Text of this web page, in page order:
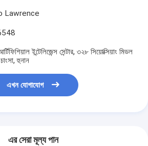
Lawrence
ইন্টেলিজেন্স সেন্টার, ৩২৮ সিয়োক্সিয়াং মিডল
হুনান
এখন যোগাযোগ
এর সেরা মূল্য পান